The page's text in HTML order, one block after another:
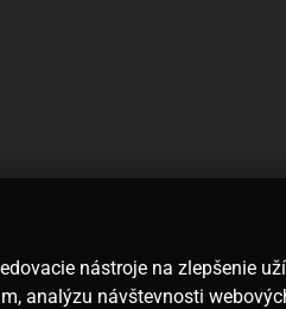
nástroje na zlepšenie
analýzu návštevnosti